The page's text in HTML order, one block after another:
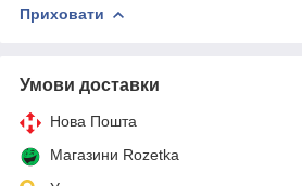
Приховати
Умови доставки
Нова Пошта
Магазини Rozetka